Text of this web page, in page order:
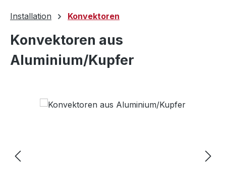
Installation Konvektoren
Konvektoren aus
Aluminium/Kupfer
Bildergalerie überspringen